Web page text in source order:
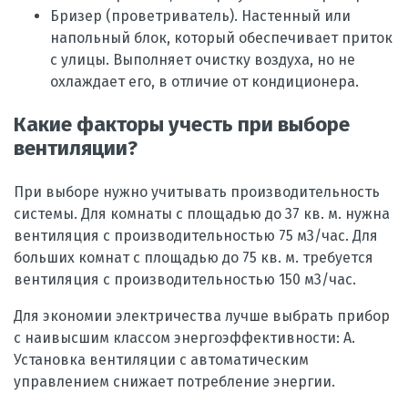
Бризер (проветриватель). Настенный или
напольный блок, который обеспечивает приток
с улицы. Выполняет очистку воздуха, но не
охлаждает его, в отличие от кондиционера.
Какие факторы учесть при выборе
вентиляции?
При выборе нужно учитывать производительность
системы. Для комнаты с площадью до 37 кв. м. нужна
вентиляция с производительностью 75 м3/час. Для
больших комнат с площадью до 75 кв. м. требуется
вентиляция с производительностью 150 м3/час.
Для экономии электричества лучше выбрать прибор
с наивысшим классом энергоэффективности: А.
Установка вентиляции с автоматическим
управлением снижает потребление энергии.